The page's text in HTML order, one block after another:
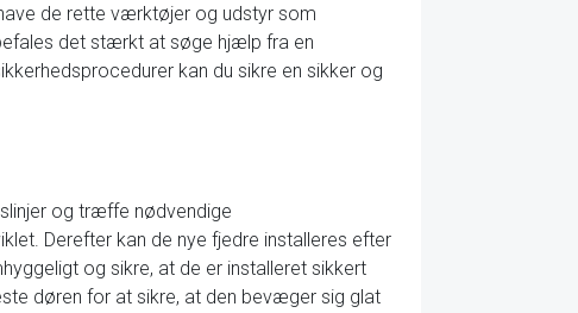
de rette værktøjer og udstyr som
det stærkt at søge hjælp fra en
kan du sikre en sikker og
og træffe nødvendige
Derefter kan de nye fjedre installeres efter
og sikre, at de er installeret sikkert
døren for at sikre, at den bevæger sig glat